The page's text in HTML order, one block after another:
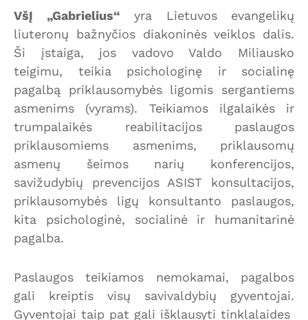
VšĮ „Gabrielius“ yra Lietuvos evangelikų
liuteronų bažnyčios diakoninės veiklos dalis.
Ši įstaiga, jos vadovo Valdo Miliausko
teigimu, teikia psichologinę ir socialinę
pagalbą priklausomybės ligomis sergantiems
asmenims (vyrams). Teikiamos ilgalaikės ir
trumpalaikės reabilitacijos paslaugos
priklausomiems asmenims, priklausomų
asmenų šeimos narių konferencijos,
savižudybių prevencijos ASIST konsultacijos,
priklausomybės ligų konsultanto paslaugos,
kita psichologinė, socialinė ir humanitarinė
pagalba.
Paslaugos teikiamos nemokamai, pagalbos
gali kreiptis visų savivaldybių gyventojai.
Gyventojai taip pat gali išklausyti tinklalaides